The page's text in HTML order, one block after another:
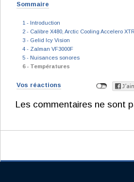
Sommaire
1 - Introduction
2 - Calibre X480, Arctic Cooling Accelero
3 - Gelid Icy Vision
4 - Zalman VF3000F
5 - Nuisances sonores
6 - Températures
Vos réactions
Les commentaires ne sont